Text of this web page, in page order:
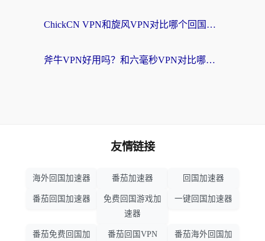
ChickCN VPN和旋风VPN对比哪个回国效果更好？海外党实测回国内网神器指南
斧牛VPN好用吗？和六毫秒VPN对比哪个回国效果更好？海外党亲测实用指南
友情链接
海外回国加速器 番茄加速器 回国加速器
番茄回国加速器
免费回国游戏加
速器
一键回国加速器
番茄免费回国加
番茄回国VPN
番茄海外回国加